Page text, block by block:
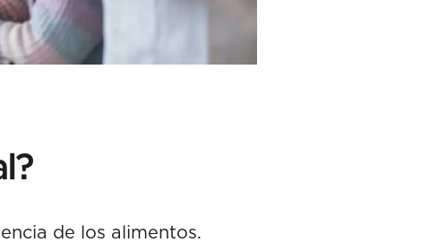
de los alimentos.